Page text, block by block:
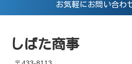
お気軽にお問い合わ
しばた商事